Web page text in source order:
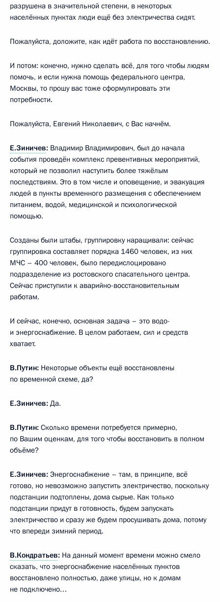
разрушена в значительной степени, в некоторых
населённых пунктах люди ещё без электричества сидят.
Пожалуйста, доложите, как идёт работа по восстановлению.
И потом: конечно, нужно сделать всё, для того чтобы людям
помочь, и если нужна помощь федерального центра,
Москвы, то прошу вас тоже сформулировать эти
потребности.
Пожалуйста, Евгений Николаевич, с Вас начнём.
Е.Зиничев: Владимир Владимирович, был до начала
события проведён комплекс превентивных мероприятий,
который не позволил наступить более тяжёлым
последствиям. Это в том числе и оповещение, и эвакуация
людей в пункты временного размещения с обеспечением
питанием, водой, медицинской и психологической
помощью.
Созданы были штабы, группировку наращивали: сейчас
группировка составляет порядка 1460 человек, из них
МЧС – 400 человек, было передислоцировано
подразделение из ростовского спасательного центра.
Сейчас приступили к аварийно-восстановительным
работам.
И сейчас, конечно, основная задача – это водо-
и энергоснабжение. В целом работаем, сил и средств
хватает.
В.Путин: Некоторые объекты ещё восстановлены
по временной схеме, да?
Е.Зиничев: Да.
В.Путин: Сколько времени потребуется примерно,
по Вашим оценкам, для того чтобы восстановить в полном
объёме?
Е.Зиничев: Энергоснабжение – там, в принципе, всё
готово, но невозможно запустить электричество, поскольку
подстанции подтоплены, дома сырые. Как только
подстанции придут в готовность, будем запускать
электричество и сразу же будем просушивать дома, потому
что впереди зимний период.
В.Кондратьев: На данный момент времени можно смело
сказать, что энергоснабжение населённых пунктов
восстановлено полностью, даже улицы, но к домам
не подключено…